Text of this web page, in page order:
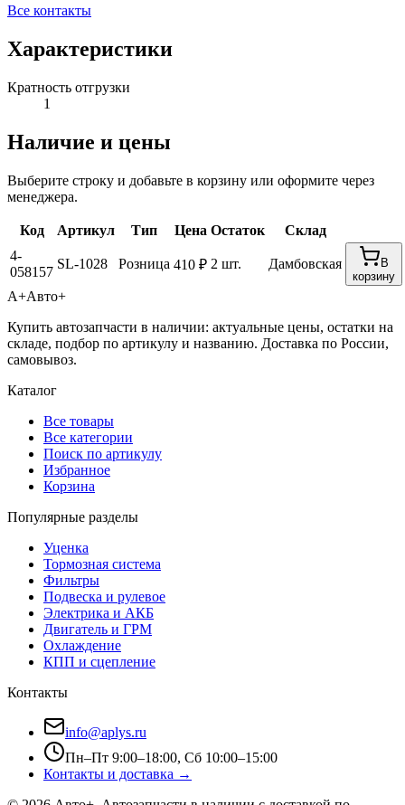
Все контакты
Характеристики
Кратность отгрузки
1
Наличие и цены
Выберите строку и добавьте в корзину или оформите через
менеджера.
Код Артикул Тип Цена Остаток
Склад
4-
058157
SL-1028 Розница 410 ₽ 2 шт. Дамбовская
В
корзину
А+Авто+
Купить автозапчасти в наличии: актуальные цены, остатки на
складе, подбор по артикулу и названию. Доставка по России,
самовывоз.
Каталог
Все товары
Все категории
Поиск по артикулу
Избранное
Корзина
Популярные разделы
Уценка
Тормозная система
Фильтры
Подвеска и рулевое
Электрика и АКБ
Двигатель и ГРМ
Охлаждение
КПП и сцепление
Контакты
info@aplys.ru
Пн–Пт 9:00–18:00, Сб 10:00–15:00
Контакты и доставка →